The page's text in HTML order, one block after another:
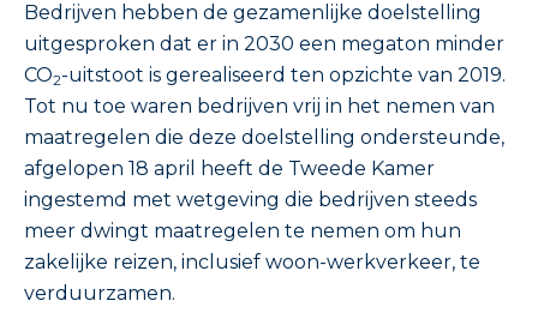
Bedrijven hebben de gezamenlijke doelstelling
uitgesproken dat er in 2030 een megaton minder
CO2-uitstoot is gerealiseerd ten opzichte van 2019.
Tot nu toe waren bedrijven vrij in het nemen van
maatregelen die deze doelstelling ondersteunde,
afgelopen 18 april heeft de Tweede Kamer
ingestemd met wetgeving die bedrijven steeds
meer dwingt maatregelen te nemen om hun
zakelijke reizen, inclusief woon-werkverkeer, te
verduurzamen.